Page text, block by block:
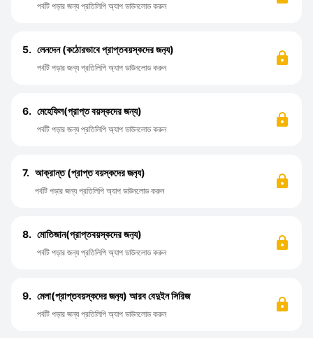
পর্বটি পড়ার জন্য প্রতিলিপি অ্যাপ ডাউনলোড করুন
5. লেনদেন (কঠোরভাবে প্রাপ্তবয়স্কদের জন‍্য)
পর্বটি পড়ার জন্য প্রতিলিপি অ্যাপ ডাউনলোড করুন
6. মেহেফিল(প্রাপ্ত বয়স্কদের জন্য)
পর্বটি পড়ার জন্য প্রতিলিপি অ্যাপ ডাউনলোড করুন
7. আক্রান্ত (প্রাপ্ত বয়স্কদের জন‍্য)
পর্বটি পড়ার জন্য প্রতিলিপি অ্যাপ ডাউনলোড করুন
8. মোতিজান(প্রাপ্তবয়স্কদের জন‍্য)
পর্বটি পড়ার জন্য প্রতিলিপি অ্যাপ ডাউনলোড করুন
9. মেলা(প্রাপ্তবয়স্কদের জন‍্য) আরব বেদুইন সিরিজ
পর্বটি পড়ার জন্য প্রতিলিপি অ্যাপ ডাউনলোড করুন